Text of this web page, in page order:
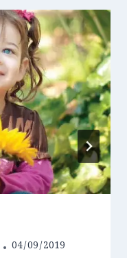
04/09/2019